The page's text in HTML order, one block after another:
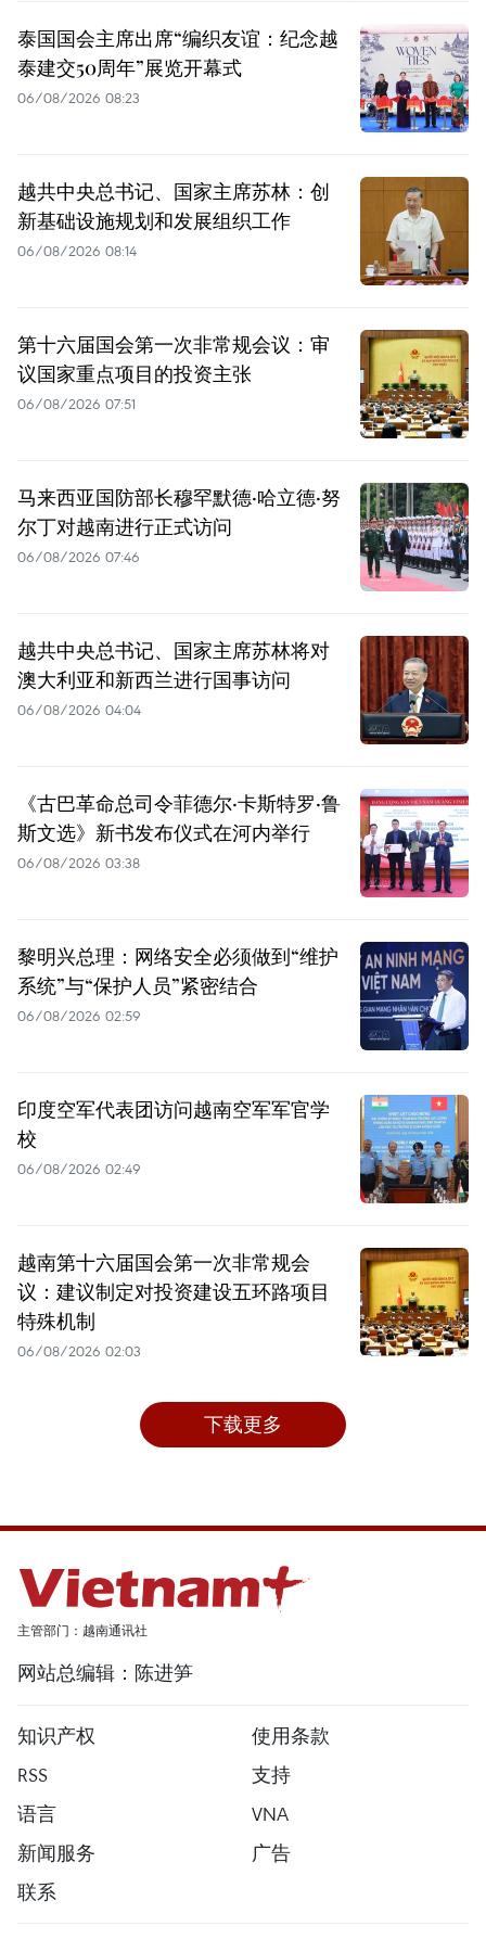
泰国国会主席出席“编织友谊：纪念越
泰建交50周年”展览开幕式
06/08/2026 08:23
越共中央总书记、国家主席苏林：创
新基础设施规划和发展组织工作
06/08/2026 08:14
第十六届国会第一次非常规会议：审
议国家重点项目的投资主张
06/08/2026 07:51
马来西亚国防部长穆罕默德·哈立德·努
尔丁对越南进行正式访问
06/08/2026 07:46
越共中央总书记、国家主席苏林将对
澳大利亚和新西兰进行国事访问
06/08/2026 04:04
《古巴革命总司令菲德尔·卡斯特罗·鲁
斯文选》新书发布仪式在河内举行
06/08/2026 03:38
黎明兴总理：网络安全必须做到“维护
系统”与“保护人员”紧密结合
06/08/2026 02:59
印度空军代表团访问越南空军军官学
校
06/08/2026 02:49
越南第十六届国会第一次非常规会
议：建议制定对投资建设五环路项目
特殊机制
06/08/2026 02:03
下载更多
主管部门：越南通讯社
网站总编辑：陈进笋
知识产权
使用条款
RSS
支持
语言
VNA
新闻服务
广告
联系